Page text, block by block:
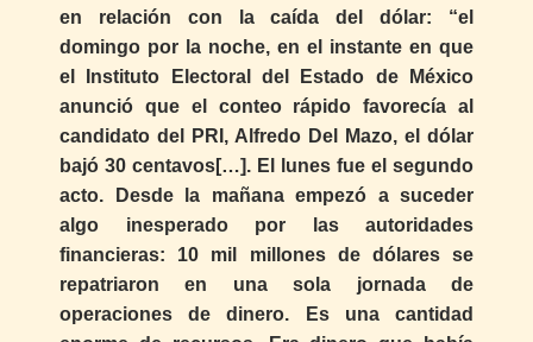
en relación con la caída del dólar: “el
domingo por la noche, en el instante en que
el Instituto Electoral del Estado de México
anunció que el conteo rápido favorecía al
candidato del PRI, Alfredo Del Mazo, el dólar
bajó 30 centavos[…]. El lunes fue el segundo
acto. Desde la mañana empezó a suceder
algo inesperado por las autoridades
financieras: 10 mil millones de dólares se
repatriaron en una sola jornada de
operaciones de dinero. Es una cantidad